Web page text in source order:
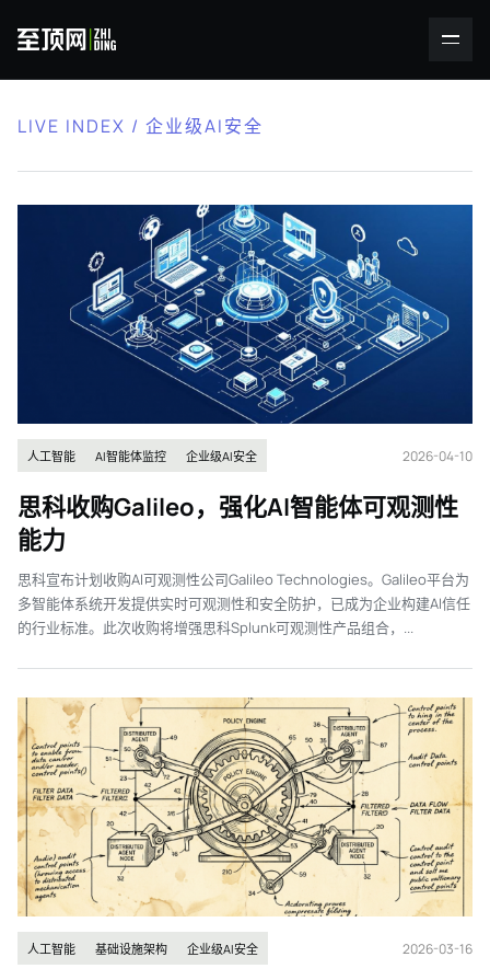
LIVE INDEX / 企业级AI安全
人工智能 AI智能体监控 企业级AI安全 2026-04-10
思科收购Galileo，强化AI智能体可观测性
能力
思科宣布计划收购AI可观测性公司Galileo Technologies。Galileo平台为
多智能体系统开发提供实时可观测性和安全防护，已成为企业构建AI信任
的行业标准。此次收购将增强思科Splunk可观测性产品组合，...
人工智能 基础设施架构 企业级AI安全 2026-03-16